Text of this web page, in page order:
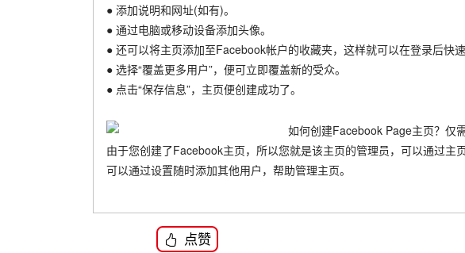
● 添加说明和网址(如有)。
● 通过电脑或移动设备添加头像。
● 还可以将主页添加至Facebook帐户的收藏夹，这样就可以在登录后快速
● 选择“覆盖更多用户”，便可立即覆盖新的受众。
● 点击“保存信息”，主页便创建成功了。
由于您创建了Facebook主页，所以您就是该主页的管理员，可以通过主
可以通过设置随时添加其他用户，帮助管理主页。
点赞